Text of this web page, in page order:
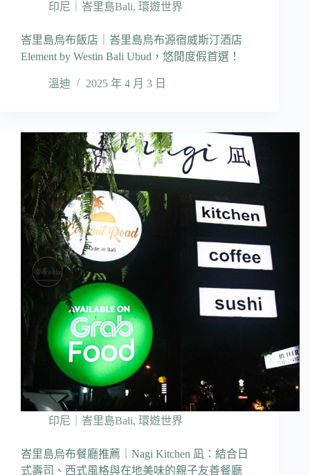
印尼｜峇里島Bali, 環遊世界
峇里島烏布飯店｜峇里島烏布源宿威斯汀酒店
Element by Westin Bali Ubud，悠閒度假首選！
溫迪 2025 年 4 月 3 日
印尼｜峇里島Bali, 環遊世界
峇里島烏布餐廳推薦｜Nagi Kitchen 凪：結合日
式壽司、西式風格與在地美味的親子友善餐廳